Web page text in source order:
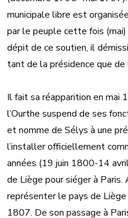
municipale libre est
par le peuple cette fois
dépit de ce soutien, il
tant de la présidence que
Il fait sa réapparition en mai
l’Ourthe suspend de ses
et nomme de Sélys à une
l’installer officiellement
années (19 juin 1800-14
de Liège pour siéger à
représenter le pays de
1807. De son passage à